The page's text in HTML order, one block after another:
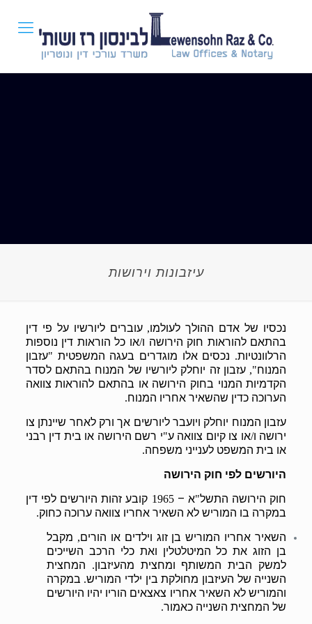
עיזבונות וירושות
נכסיו של אדם ההולך לעולמו,עוברים ליורשיו על פי דין
בהתאם להוראות חוק הירושה ו/או כל הוראות דין נוספות
הרלוונטיות. נכסים אלו מוגדרים בעגה המשפטית "עזבון
המנוח",עזבון זה יוחלק ליורשיו של המנוח בהתאם לסדר
הקדמיות המנוי בחוק הירושה או בהתאם להוראות צוואה
הערוכה כדין שהשאיר אחריו המנוח.
עזבון המנוח יוחלק ויועבר ליורשים אך ורק לאחר שיינתן צו
ירושה ו/או צו קיום צוואה ע"י רשם הירושה או בית דין רבני
או בית המשפט לענייני משפחה.
היורשים לפי חוק הירושה
חוק הירושה התשל"א –1965 קובע זהות היורשים לפי דין
במקרה בו המוריש לא השאיר אחריו צוואה ערוכה כחוק.
השאיר אחריו המוריש בן זוג וילדים או הורים, מקבל
בן הזוג את כל המיטלטלין ואת כלי הרכב השייכים
למשק הבית המשותף ומחצית מהעיזבון. המחצית
השנייה של העיזבון מחולקת בין ילדי המוריש. במקרה
והמוריש לא השאיר אחריו צאצאים הוריו יהיו היורשים
של המחצית השנייה כאמור.